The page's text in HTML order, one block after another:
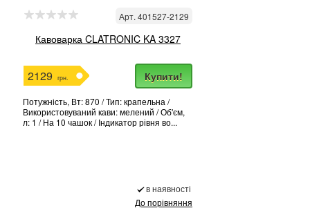
Арт. 401527-2129
Кавоварка CLATRONIC KA 3327
2129 грн. Купити!
Потужність, Вт: 870 / Тип: крапельна /
Використовуваний кави: мелений / Об'єм,
л: 1 / На 10 чашок / Індикатор рівня во...
в наявності
До порівняння